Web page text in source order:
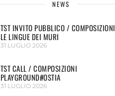
NEWS
TST INVITO PUBBLICO / COMPOSIZIONI
LE LINGUE DEI MURI
31 LUGLIO 2026
TST CALL / COMPOSIZIONI
PLAYGROUND#OSTIA
31 LUGLIO 2026